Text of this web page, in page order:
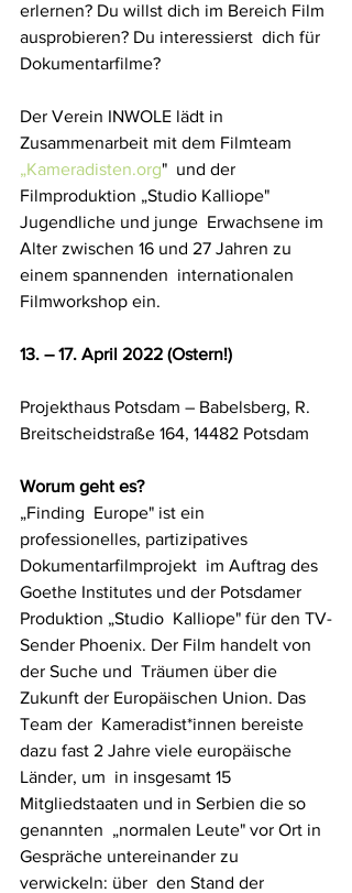
erlernen? Du willst dich im Bereich Film
ausprobieren? Du interessierst  dich für
Dokumentarfilme?
Der Verein INWOLE lädt in
Zusammenarbeit mit dem Filmteam
„Kameradisten.org"  und der
Filmproduktion „Studio Kalliope"
Jugendliche und junge  Erwachsene im
Alter zwischen 16 und 27 Jahren zu
einem spannenden  internationalen
Filmworkshop ein.
13. – 17. April 2022 (Ostern!)
Projekthaus Potsdam – Babelsberg, R.
Breitscheidstraße 164, 14482 Potsdam
Worum geht es?
„Finding  Europe" ist ein
professionelles, partizipatives
Dokumentarfilmprojekt  im Auftrag des
Goethe Institutes und der Potsdamer
Produktion „Studio  Kalliope" für den TV-
Sender Phoenix. Der Film handelt von
der Suche und  Träumen über die
Zukunft der Europäischen Union. Das
Team der  Kameradist*innen bereiste
dazu fast 2 Jahre viele europäische
Länder, um  in insgesamt 15
Mitgliedstaaten und in Serbien die so
genannten  „normalen Leute" vor Ort in
Gespräche untereinander zu
verwickeln: über  den Stand der